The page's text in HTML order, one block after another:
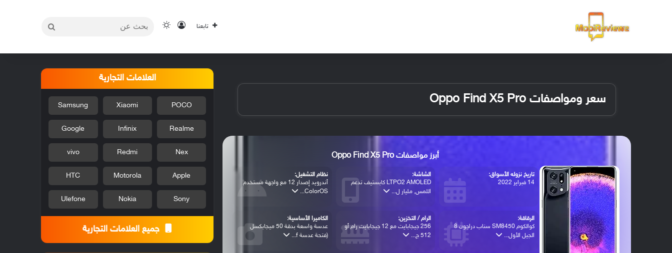
تابعنا تسجيل الدخول
الوضع المظلم
سعر ومواصفات Oppo Find X5 Pro
أبرز مواصفات Oppo Find X5 Pro
تاريخ نزوله الأسواق:
14 فبراير 2022
الشاشة:
LTPO2 AMOLED كابستيف تدعم
اللمس, مليار ل...
نظام التشغيل:
أندرويد إصدار 12 مع واجهة مستخدم
ColorOS...
الرقاقة:
كوالكوم SM8450 سناب دراجون 8
الجيل الأول...
الرام / التخزين:
256 جيجابايت مع 12 جيجابايت رام أو
512 ج...
الكاميرا الأساسية:
عدسة واسعة بدقة 50 ميجابكسل
(فتحة عدسة f...
العلامات التجارية
POCO
Xiaomi
Samsung
Realme
Infinix
Google
Nex
Redmi
vivo
Apple
Motorola
HTC
Sony
Nokia
Ulefone
جميع العلامات التجارية